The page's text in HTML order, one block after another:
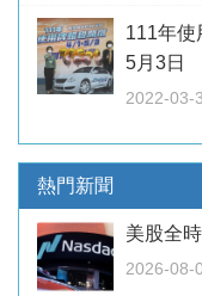
111年使
5月3日
2022-03-
熱門新聞
美股全
2026-08-